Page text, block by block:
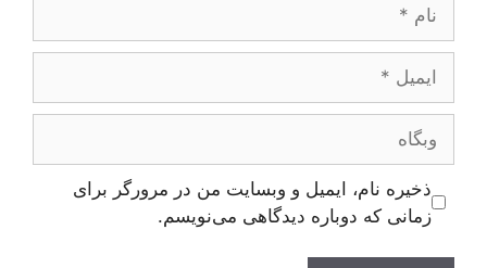
وبگاه
ذخیره نام، ایمیل و وبسایت من در مرورگر برای
زمانی که دوباره دیدگاهی می‌نویسم.